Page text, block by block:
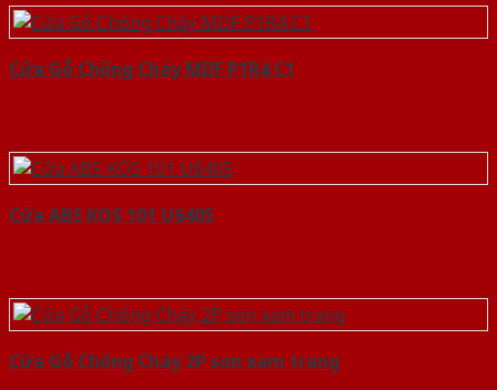
Cửa Gỗ Chống Cháy MDF P1R4 C1
Cửa ABS KOS 101 U6405
Cửa Gỗ Chống Cháy 2P son xam trang